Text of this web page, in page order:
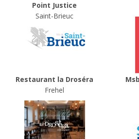
Point Justice
Saint-Brieuc
Restaurant la Droséra
Frehel